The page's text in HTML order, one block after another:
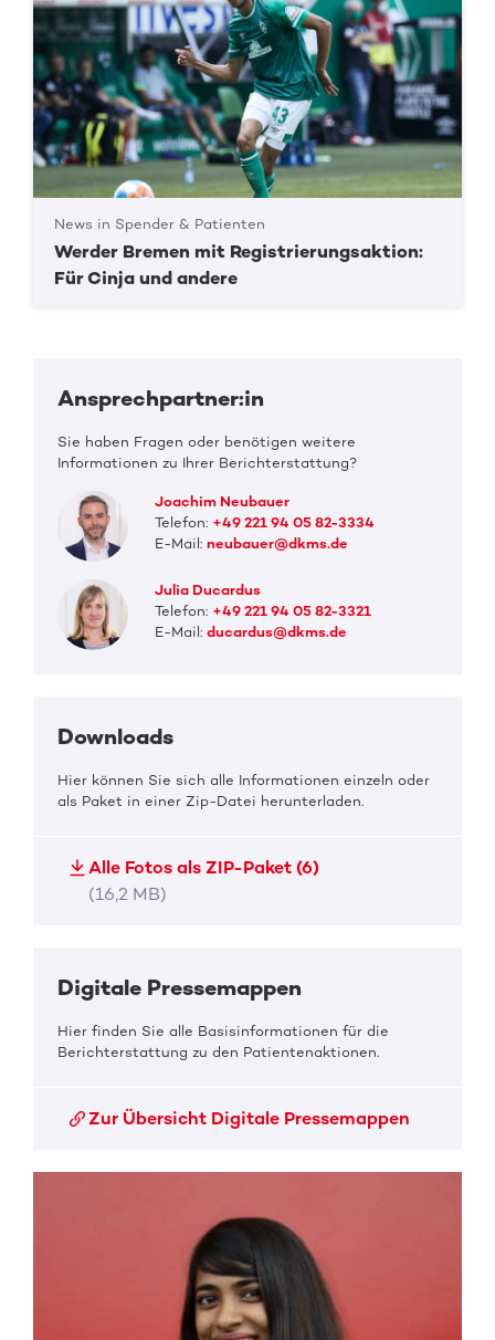
News in Spender & Patienten
Werder Bremen mit Registrierungsaktion:
Für Cinja und andere
Ansprechpartner:in
Sie haben Fragen oder benötigen weitere
Informationen zu Ihrer Berichterstattung?
Joachim Neubauer
Telefon: +49 221 94 05 82-3334
E-Mail:neubauer@dkms.de
Julia Ducardus
Telefon: +49 221 94 05 82-3321
E-Mail:ducardus@dkms.de
Downloads
Hier können Sie sich alle Informationen einzeln oder
als Paket in einer Zip-Datei herunterladen.
Alle Fotos als ZIP-Paket (6)
(16,2 MB)
Digitale Pressemappen
Hier finden Sie alle Basisinformationen für die
Berichterstattung zu den Patientenaktionen.
Zur Übersicht Digitale Pressemappen